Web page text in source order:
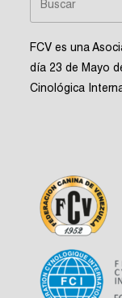
FCV es una
día 23 de Mayo
Cinológica